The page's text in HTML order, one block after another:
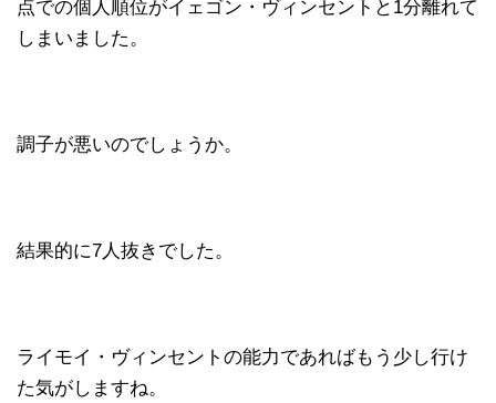
点での個人順位がイェゴン・ヴィンセントと1分離れて
しまいました。
調子が悪いのでしょうか。
結果的に7人抜きでした。
ライモイ・ヴィンセントの能力であればもう少し行け
た気がしますね。